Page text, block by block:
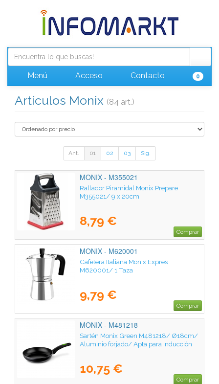
Menú Acceso Contacto 0
Artículos Monix (84 art.)
Ant. 01 02 03 Sig.
MONIX - M355021
Rallador Piramidal Monix Prepare
M355021/ 9 x 20cm
8,79 €
Comprar
MONIX - M620001
Cafetera Italiana Monix Expres
M620001/ 1 Taza
9,79 €
Comprar
MONIX - M481218
Sartén Monix Green M481218/ Ø18cm/
Aluminio forjado/ Apta para Inducción
10,75 €
Comprar